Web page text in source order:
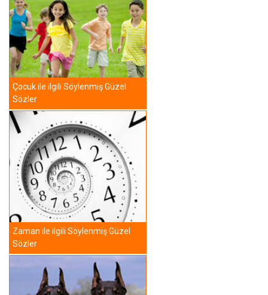
Çocuk ile ilgili Söylenmiş Güzel
Sözler
Zaman ile ilgili Söylenmiş Güzel
Sözler